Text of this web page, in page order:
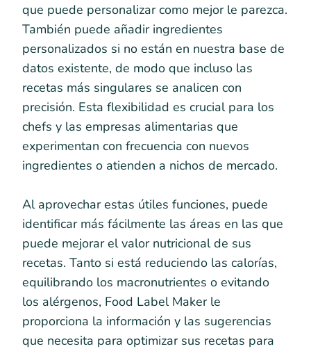
que puede personalizar como mejor le parezca.
También puede añadir ingredientes
personalizados si no están en nuestra base de
datos existente, de modo que incluso las
recetas más singulares se analicen con
precisión. Esta flexibilidad es crucial para los
chefs y las empresas alimentarias que
experimentan con frecuencia con nuevos
ingredientes o atienden a nichos de mercado.
Al aprovechar estas útiles funciones, puede
identificar más fácilmente las áreas en las que
puede mejorar el valor nutricional de sus
recetas. Tanto si está reduciendo las calorías,
equilibrando los macronutrientes o evitando
los alérgenos, Food Label Maker le
proporciona la información y las sugerencias
que necesita para optimizar sus recetas para